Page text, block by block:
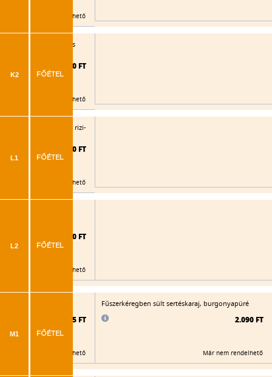
Már nem rendelhető
K2 FŐÉTEL
(baconos), kukoricás
2.090 FT
Már nem rendelhető
L1 FŐÉTEL
rántott sertésborda, rizi-
2.050 FT
Már nem rendelhető
L2 FŐÉTEL
2.060 FT
Már nem rendelhető
M1 FŐÉTEL
2.085 FT
Már nem rendelhető
Fűszerkéregben sült sertéskaraj, burgonyapüré
2.090 FT
Már nem rendelhető